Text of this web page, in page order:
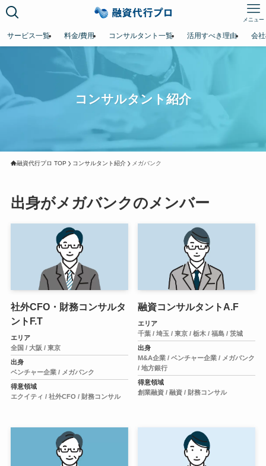
メニュー
サービス一覧 料金/費用 コンサルタント一覧 活用すべき理由 会
コンサルタント紹介
融資代行プロ TOP コンサルタント紹介 メガバンク
出身がメガバンクのメンバー
社外CFO・財務コンサルタ
ントF.T
エリア
全国 / 大阪 / 東京
出身
ベンチャー企業 / メガバンク
得意領域
エクイティ / 社外CFO / 財務コンサル
融資コンサルタントA.F
エリア
千葉 /埼玉 /東京 /栃木 /福島 /茨城
出身
M&A企業 /ベンチャー企業 / メガバンク
/地方銀行
得意領域
創業融資 /融資 / 財務コンサル